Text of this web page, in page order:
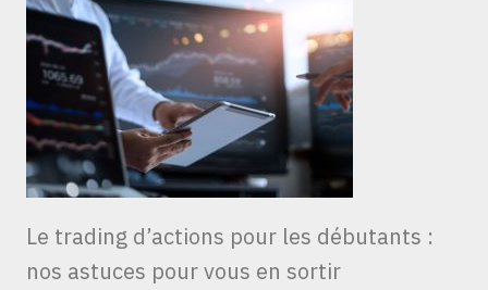
Le trading d’actions pour les débutants :
nos astuces pour vous en sortir